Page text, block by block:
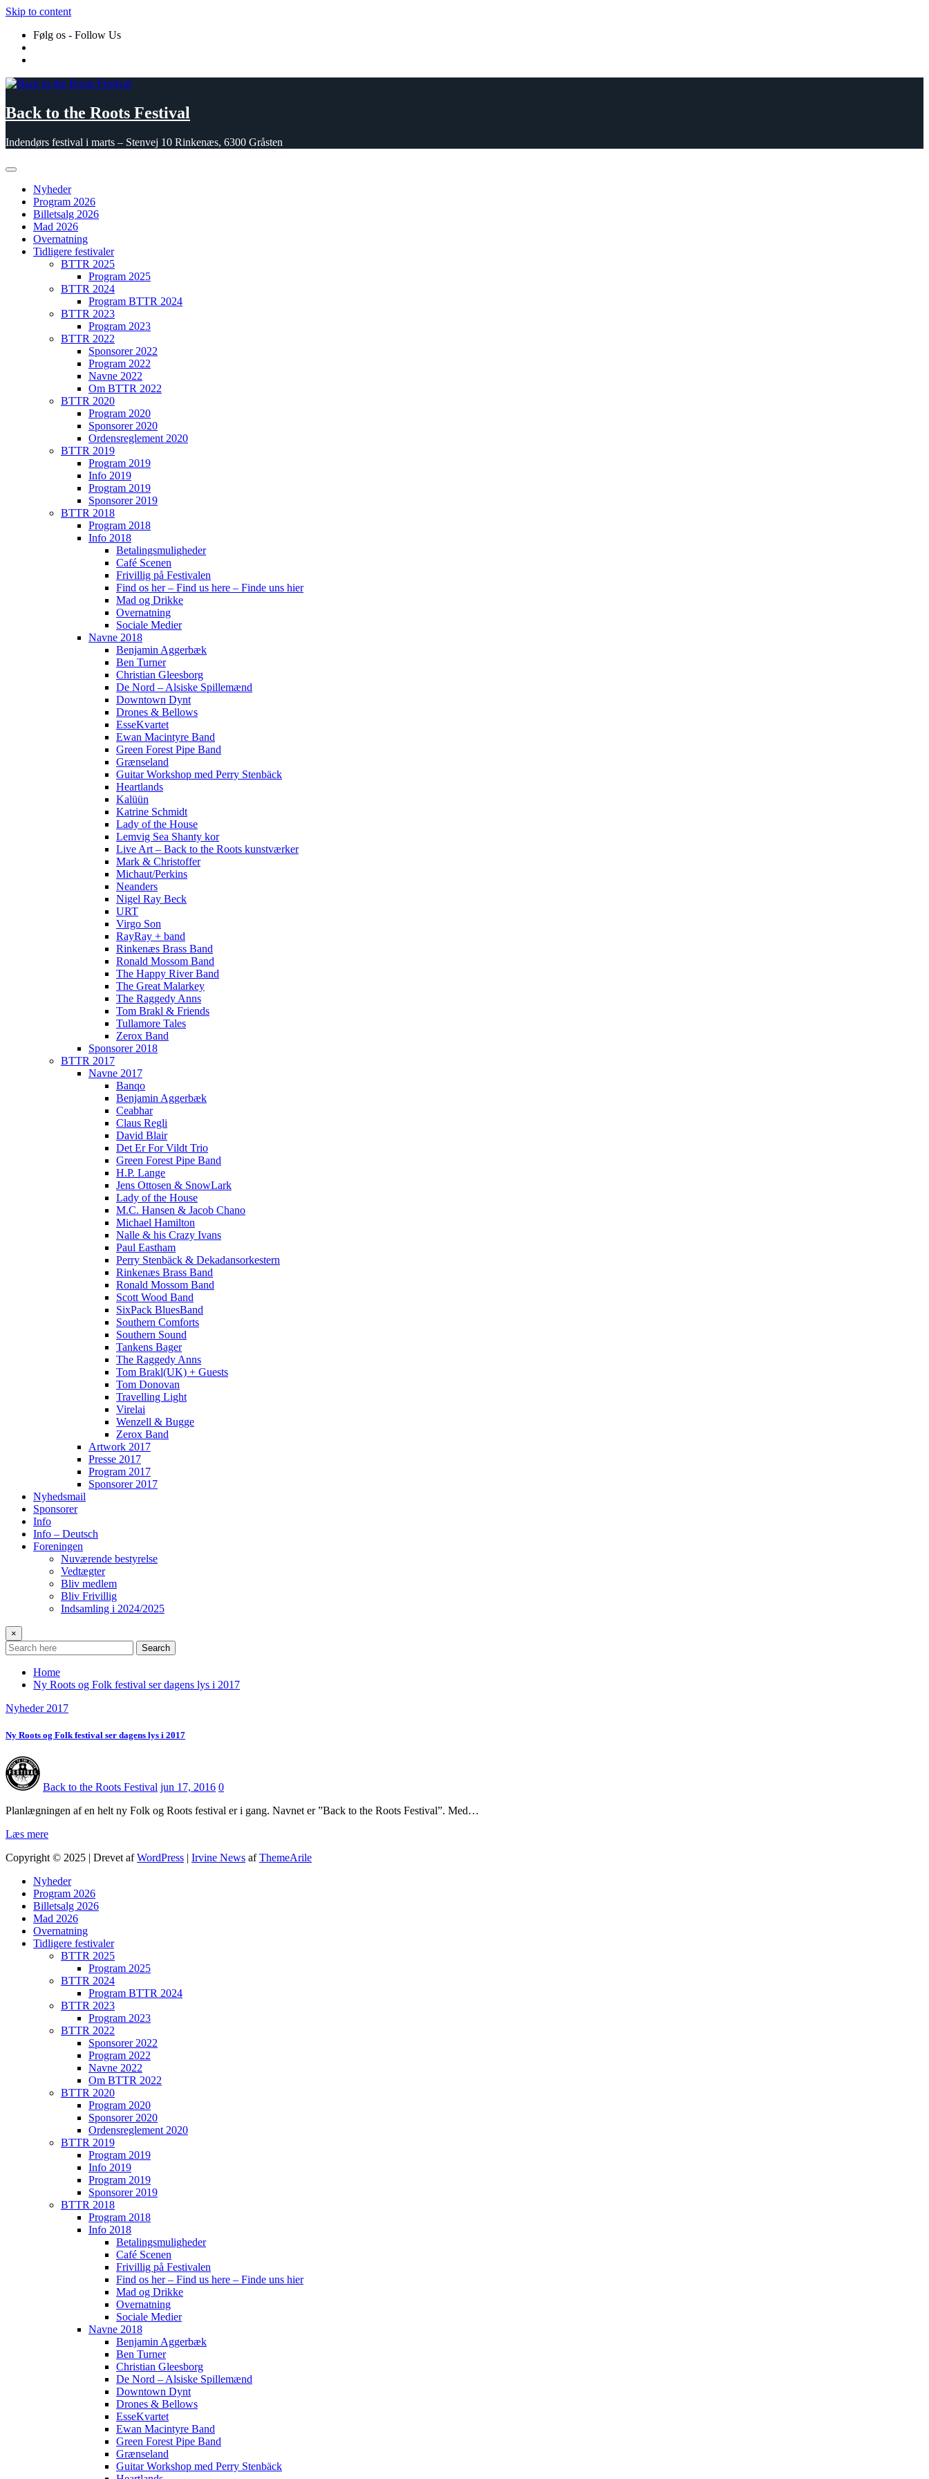
Skip to content
Følg os - Follow Us
Back to the Roots Festival
Indendørs festival i marts – Stenvej 10 Rinkenæs, 6300 Gråsten
Nyheder
Program 2026
Billetsalg 2026
Mad 2026
Overnatning
Tidligere festivaler
BTTR 2025
Program 2025
BTTR 2024
Program BTTR 2024
BTTR 2023
Program 2023
BTTR 2022
Sponsorer 2022
Program 2022
Navne 2022
Om BTTR 2022
BTTR 2020
Program 2020
Sponsorer 2020
Ordensreglement 2020
BTTR 2019
Program 2019
Info 2019
Program 2019
Sponsorer 2019
BTTR 2018
Program 2018
Info 2018
Betalingsmuligheder
Café Scenen
Frivillig på Festivalen
Find os her – Find us here – Finde uns hier
Mad og Drikke
Overnatning
Sociale Medier
Navne 2018
Benjamin Aggerbæk
Ben Turner
Christian Gleesborg
De Nord – Alsiske Spillemænd
Downtown Dynt
Drones & Bellows
EsseKvartet
Ewan Macintyre Band
Green Forest Pipe Band
Grænseland
Guitar Workshop med Perry Stenbäck
Heartlands
Kalüün
Katrine Schmidt
Lady of the House
Lemvig Sea Shanty kor
Live Art – Back to the Roots kunstværker
Mark & Christoffer
Michaut/Perkins
Neanders
Nigel Ray Beck
URT
Virgo Son
RayRay + band
Rinkenæs Brass Band
Ronald Mossom Band
The Happy River Band
The Great Malarkey
The Raggedy Anns
Tom Brakl & Friends
Tullamore Tales
Zerox Band
Sponsorer 2018
BTTR 2017
Navne 2017
Banqo
Benjamin Aggerbæk
Ceabhar
Claus Regli
David Blair
Det Er For Vildt Trio
Green Forest Pipe Band
H.P. Lange
Jens Ottosen & SnowLark
Lady of the House
M.C. Hansen & Jacob Chano
Michael Hamilton
Nalle & his Crazy Ivans
Paul Eastham
Perry Stenbäck & Dekadansorkestern
Rinkenæs Brass Band
Ronald Mossom Band
Scott Wood Band
SixPack BluesBand
Southern Comforts
Southern Sound
Tankens Bager
The Raggedy Anns
Tom Brakl(UK) + Guests
Tom Donovan
Travelling Light
Virelai
Wenzell & Bugge
Zerox Band
Artwork 2017
Presse 2017
Program 2017
Sponsorer 2017
Nyhedsmail
Sponsorer
Info
Info – Deutsch
Foreningen
Nuværende bestyrelse
Vedtægter
Bliv medlem
Bliv Frivillig
Indsamling i 2024/2025
×
Search
Home
Ny Roots og Folk festival ser dagens lys i 2017
Nyheder 2017
Ny Roots og Folk festival ser dagens lys i 2017
Back to the Roots Festival jun 17, 2016 0
Planlægningen af en helt ny Folk og Roots festival er i gang. Navnet er ”Back to the Roots Festival”. Med…
Læs mere
Copyright © 2025 | Drevet afWordPress | Irvine News afThemeArile
Nyheder
Program 2026
Billetsalg 2026
Mad 2026
Overnatning
Tidligere festivaler
BTTR 2025
Program 2025
BTTR 2024
Program BTTR 2024
BTTR 2023
Program 2023
BTTR 2022
Sponsorer 2022
Program 2022
Navne 2022
Om BTTR 2022
BTTR 2020
Program 2020
Sponsorer 2020
Ordensreglement 2020
BTTR 2019
Program 2019
Info 2019
Program 2019
Sponsorer 2019
BTTR 2018
Program 2018
Info 2018
Betalingsmuligheder
Café Scenen
Frivillig på Festivalen
Find os her – Find us here – Finde uns hier
Mad og Drikke
Overnatning
Sociale Medier
Navne 2018
Benjamin Aggerbæk
Ben Turner
Christian Gleesborg
De Nord – Alsiske Spillemænd
Downtown Dynt
Drones & Bellows
EsseKvartet
Ewan Macintyre Band
Green Forest Pipe Band
Grænseland
Guitar Workshop med Perry Stenbäck